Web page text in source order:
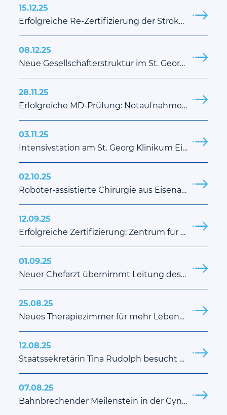
15.12.25
Erfolgreiche Re-Zertifizierung der Stroke Unit
08.12.25
Neue Gesellschafterstruktur im St. Georg Klinikum Eisenach: Wartburgkreis wird Mehrheitsgesellschafter
28.11.25
Erfolgreiche MD-Prüfung: Notaufnahme am St. Georg Klinikum Eisenach erreicht Notfallstufe 2 für Erwachsene und Kinder
03.11.25
Intensivstation am St. Georg Klinikum Eisenach erhält Zertifizierung als „Angehörigenfreundliche Intensivstation“
02.10.25
Roboter-assistierte Chirurgie aus Eisenach – Wissen das Europa bewegt
12.09.25
Erfolgreiche Zertifizierung: Zentrum für Hämatologische Neoplasien am St. Georg Klinikum Eisenach ausgezeichnet
01.09.25
Neuer Chefarzt übernimmt Leitung des Instituts für Interventionelle Radiologie
25.08.25
Neues Therapiezimmer für mehr Lebensqualität neurologischer Patienten
12.08.25
Staatssekretärin Tina Rudolph besucht das St. Georg Klinikum Eisenach
07.08.25
Bahnbrechender Meilenstein in der Gynäkologie am St. Georg Klinikum Eisenach